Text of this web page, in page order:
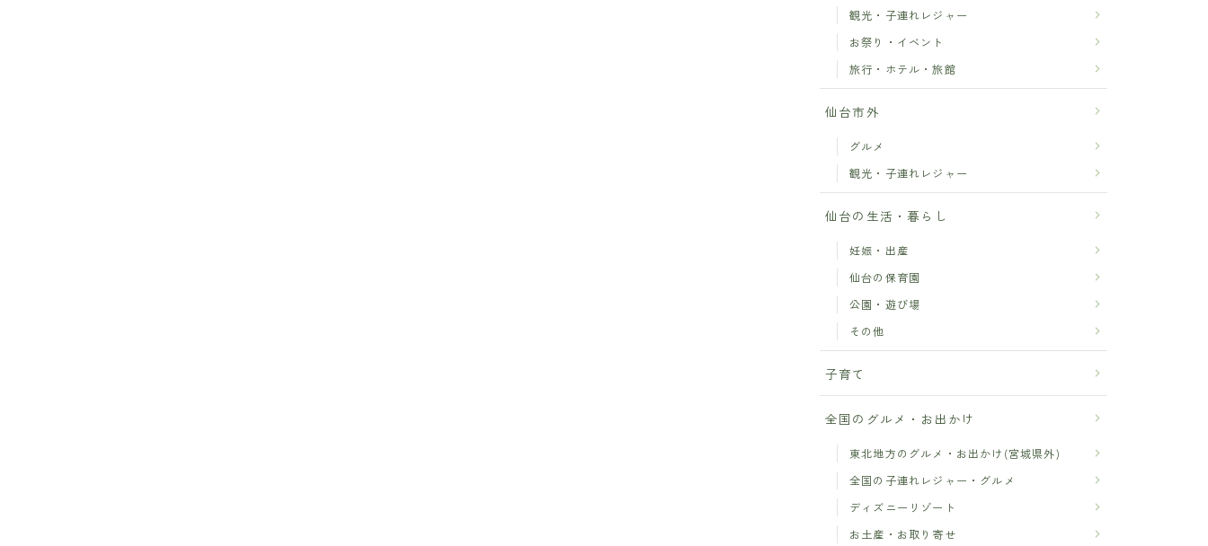
観光・子連れレジャー
お祭り・イベント
旅行・ホテル・旅館
仙台市外
グルメ
観光・子連れレジャー
仙台の生活・暮らし
妊娠・出産
仙台の保育園
公園・遊び場
その他
子育て
全国のグルメ・お出かけ
東北地方のグルメ・お出かけ(宮城県外)
全国の子連れレジャー・グルメ
ディズニーリゾート
お土産・お取り寄せ